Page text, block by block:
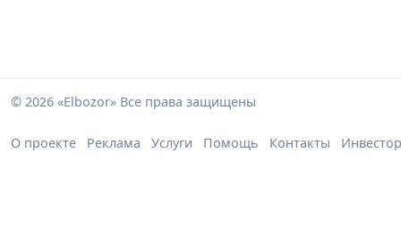
© 2026 «Elbozor» Все права защищены
О проекте Реклама Услуги Помощь Контакты